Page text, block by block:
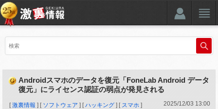
Androidスマホのデータを復元「FoneLab Android データ
復元」にライセンス認証の弱点が発見される
[激裏情報 ] [ ソフトウェア ] [ハッキング] [ スマホ ] 2025/12/03 13:00